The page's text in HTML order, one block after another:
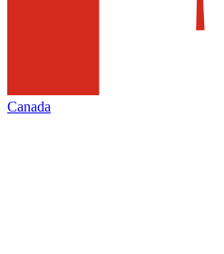
Canada